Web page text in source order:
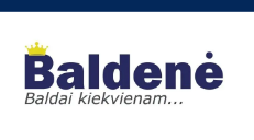
Skip
content